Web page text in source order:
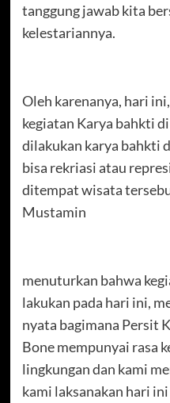
tanggung jawab kita
kelestariannya.
Oleh karenanya, hari
kegiatan Karya bahkti
dilakukan karya bahkti
bisa rekriasi atau
ditempat wisata
Mustamin
menuturkan bahwa
lakukan pada hari ini,
nyata bagimana Persit
Bone mempunyai rasa
lingkungan dan kami
kami laksanakan hari